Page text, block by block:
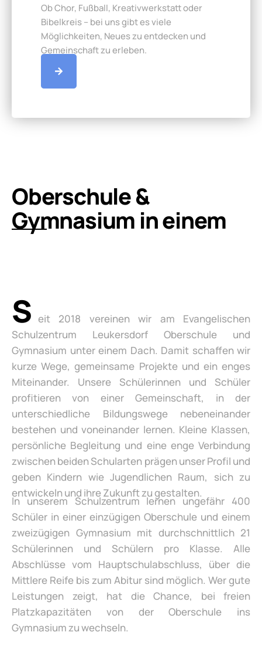
Ob Chor, Fußball, Kreativwerkstatt oder
Bibelkreis – bei uns gibt es viele
Möglichkeiten, Neues zu entdecken und
Gemeinschaft zu erleben.
Oberschule &
Gymnasium in einem
S eit 2018 vereinen wir am Evangelischen
Schulzentrum Leukersdorf Oberschule und
Gymnasium unter einem Dach. Damit schaffen wir
kurze Wege, gemeinsame Projekte und ein enges
Miteinander. Unsere Schülerinnen und Schüler
profitieren von einer Gemeinschaft, in der
unterschiedliche Bildungswege nebeneinander
bestehen und voneinander lernen. Kleine Klassen,
persönliche Begleitung und eine enge Verbindung
zwischen beiden Schularten prägen unser Profil und
geben Kindern wie Jugendlichen Raum, sich zu
entwickeln und ihre Zukunft zu gestalten.
In unserem Schulzentrum lernen ungefähr 400
Schüler in einer einzügigen Oberschule und einem
zweizügigen Gymnasium mit durchschnittlich 21
Schülerinnen und Schülern pro Klasse. Alle
Abschlüsse vom Hauptschulabschluss, über die
Mittlere Reife bis zum Abitur sind möglich. Wer gute
Leistungen zeigt, hat die Chance, bei freien
Platzkapazitäten von der Oberschule ins
Gymnasium zu wechseln.